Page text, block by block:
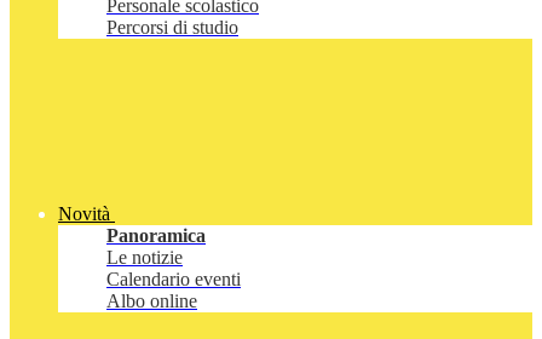
Personale scolastico
Percorsi di studio
Novità
Panoramica
Le notizie
Calendario eventi
Albo online